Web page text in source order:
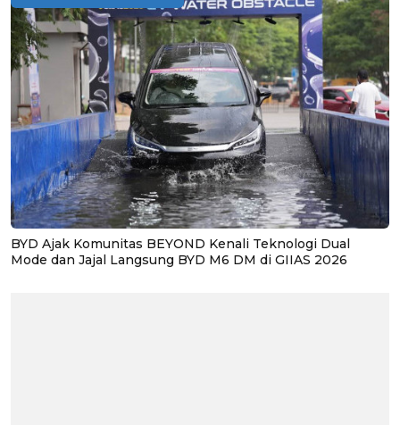
BYD Ajak Komunitas BEYOND Kenali Teknologi Dual
Mode dan Jajal Langsung BYD M6 DM di GIIAS 2026